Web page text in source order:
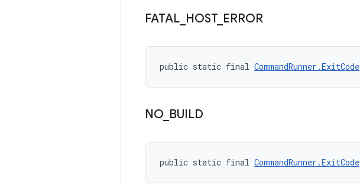
FATAL HOST_ ERROR
public static final CommandRunner.ExitCode
NO BUILD
public static final CommandRunner.ExitCode